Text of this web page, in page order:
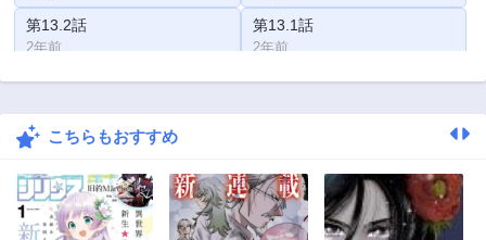
第13.2話
2年前
第13.1話
2年前
第12.2話 第12.1話
第11.2話
第11話
2年前
第10.2話
2年前
こちらもおすすめ